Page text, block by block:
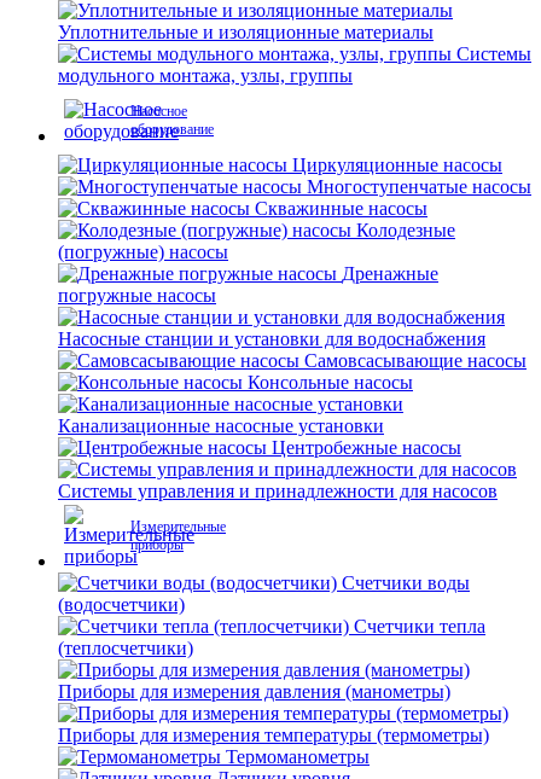
Уплотнительные и изоляционные материалы
Системы
модульного монтажа, узлы, группы
Насосное
оборудование
Циркуляционные насосы
Многоступенчатые насосы
Скважинные насосы
Колодезные
(погружные) насосы
Дренажные
погружные насосы
Насосные станции и установки для водоснабжения
Самовсасывающие насосы
Консольные насосы
Канализационные насосные установки
Центробежные насосы
Системы управления и принадлежности для насосов
Измерительные
приборы
Счетчики воды
(водосчетчики)
Счетчики тепла
(теплосчетчики)
Приборы для измерения давления (манометры)
Приборы для измерения температуры (термометры)
Термоманометры